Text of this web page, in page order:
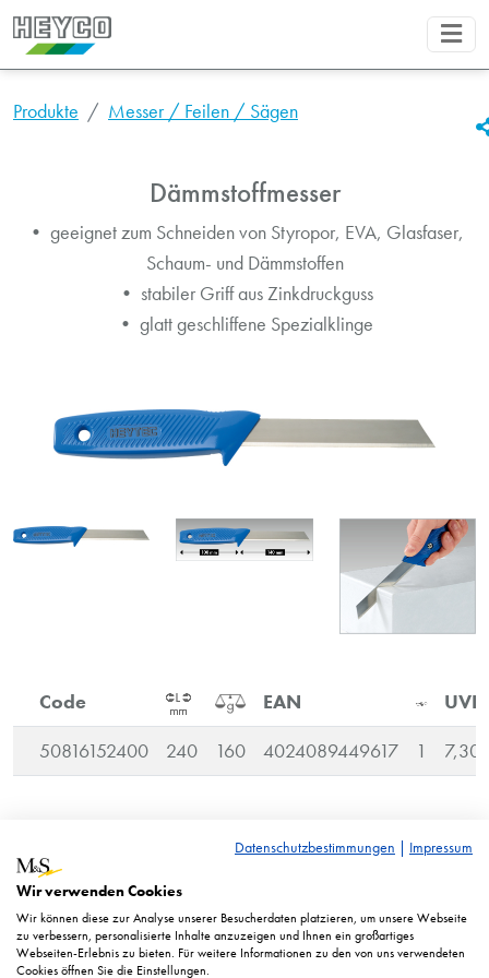
Produkte Messer / Feilen / Sägen
Dämmstoffmesser
• geeignet zum Schneiden von Styropor, EVA, Glasfaser,
Schaum- und Dämmstoffen
• stabiler Griff aus Zinkdruckguss
• glatt geschliffene Spezialklinge
Code EAN
50816152400 240 160 4024089449617 1 7,30
UVP* = Unverbindliche Preisempfehlung. Abgebildete
Preise in Euro zzgl. ges. MwSt.
Datenschutzbestimmungen | Impressum
Wir verwenden Cookies
Wir können diese zur Analyse unserer Besucherdaten platzieren, um unsere Webseite
zu verbessern, personalisierte Inhalte anzuzeigen und Ihnen ein großartiges
Webseiten-Erlebnis zu bieten. Für weitere Informationen zu den von uns verwendeten
Cookies öffnen Sie die Einstellungen.